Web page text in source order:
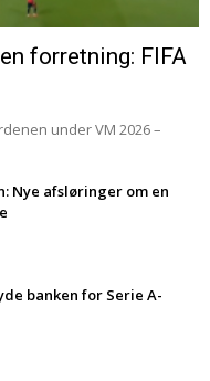
forretning: FIFA
under VM 2026 –
Nye afsløringer om en
banken for Serie A-